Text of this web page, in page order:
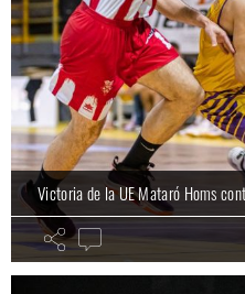
Victoria de la UE Mataró Homs